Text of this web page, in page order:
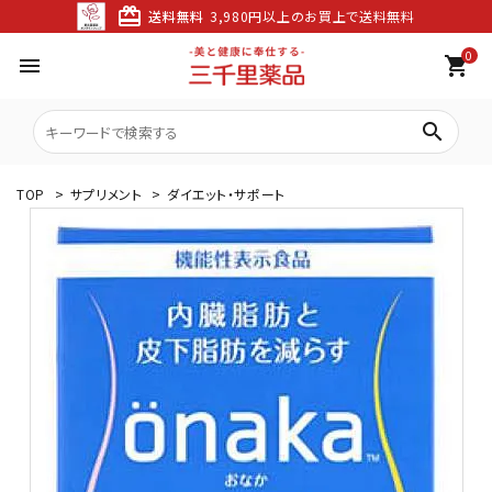
card_giftcard 送料無料 3,980円以上のお買上で送料無料
menu 0
shopping_cart
search
TOP > サプリメント > ダイエット・サポート